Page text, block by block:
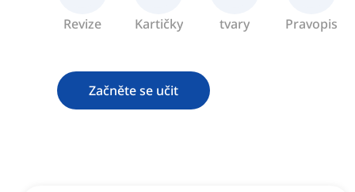
Revize Kartičky tvary Pravopis
Začněte se učit